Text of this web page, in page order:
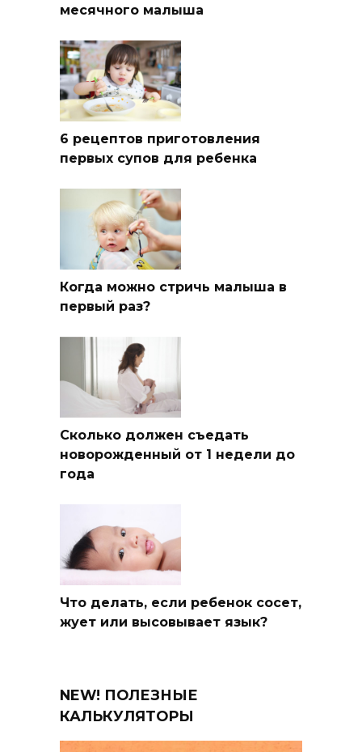
месячного малыша
6 рецептов приготовления
первых супов для ребенка
Когда можно стричь малыша в
первый раз?
Сколько должен съедать
новорожденный от 1 недели до
года
Что делать, если ребенок сосет,
жует или высовывает язык?
NEW! ПОЛЕЗНЫЕ
КАЛЬКУЛЯТОРЫ